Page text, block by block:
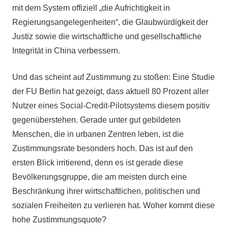
mit dem System offiziell „die Aufrichtigkeit in
Regierungsangelegenheiten“, die Glaubwürdigkeit der
Justiz sowie die wirtschaftliche und gesellschaftliche
Integrität in China verbessern.
Und das scheint auf Zustimmung zu stoßen: Eine Studie
der FU Berlin hat gezeigt, dass aktuell 80 Prozent aller
Nutzer eines Social-Credit-Pilotsystems diesem positiv
gegenüberstehen. Gerade unter gut gebildeten
Menschen, die in urbanen Zentren leben, ist die
Zustimmungsrate besonders hoch. Das ist auf den
ersten Blick irritierend, denn es ist gerade diese
Bevölkerungsgruppe, die am meisten durch eine
Beschränkung ihrer wirtschaftlichen, politischen und
sozialen Freiheiten zu verlieren hat. Woher kommt diese
hohe Zustimmungsquote?